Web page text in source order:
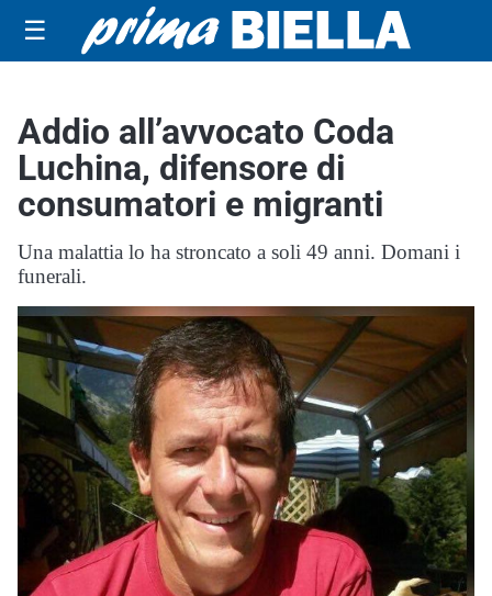
☰
Addio all’avvocato Coda
Luchina, difensore di
consumatori e migranti
Una malattia lo ha stroncato a soli 49 anni. Domani i
funerali.